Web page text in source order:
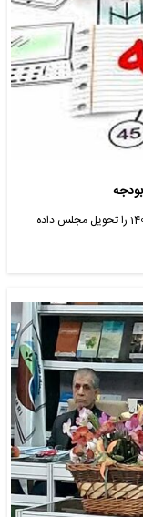
بر اساس اخبار منتشر شده، دولت لایحه متمم بودجه سال 1402 را تحویل مجلس داده